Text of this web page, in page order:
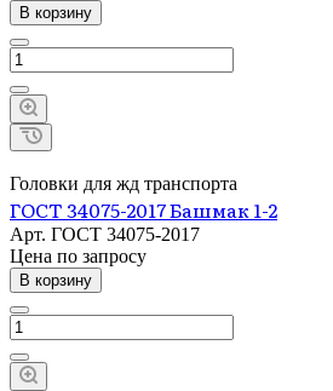
В корзину
Головки для жд транспорта
ГОСТ 34075-2017 Башмак 1-2
Арт. ГОСТ 34075-2017
Цена по запросу
В корзину